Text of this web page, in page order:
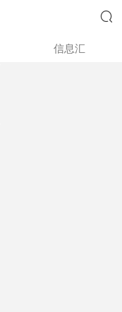

信息汇